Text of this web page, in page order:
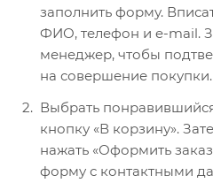
заполнить форму.
ФИО, телефон и e-mail.
менеджер, чтобы
на совершение покупки.
Выбрать
кнопку «В корзину».
нажать «Оформить
форму с контактными